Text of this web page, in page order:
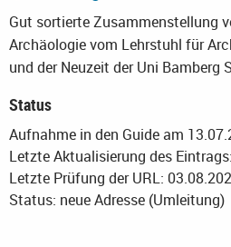
Gut sortierte Zusammenstellung
Archäologie vom Lehrstuhl für
und der Neuzeit der Uni Bamberg
Status
Aufnahme in den Guide am
Letzte Aktualisierung des
Letzte Prüfung der URL:
Status: neue Adresse (Umleitung)